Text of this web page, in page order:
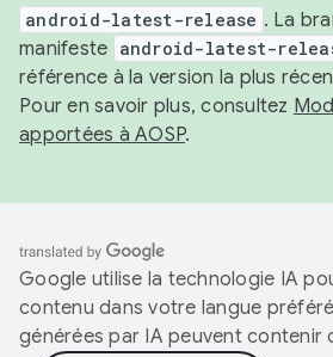
android-latest-release . La
manifeste android-latest-
référence à la version la plus
Pour en savoir plus, consultez
apportées à AOSP.
Google utilise la technologie IA
contenu dans votre langue
générées par IA peuvent contenir